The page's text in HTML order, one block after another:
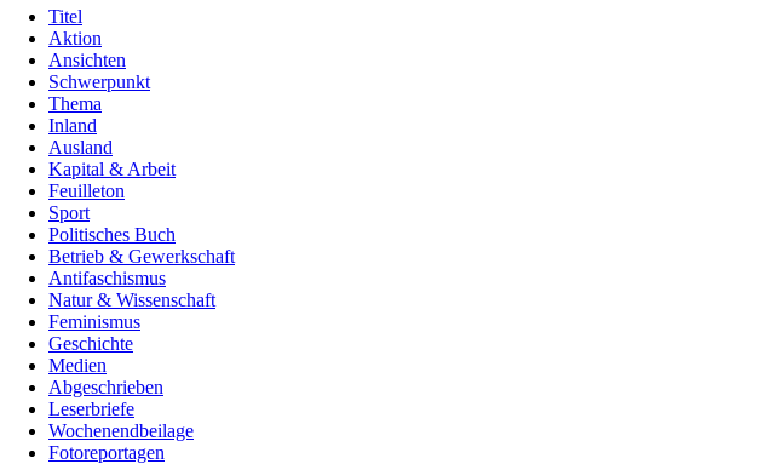
Titel
Aktion
Ansichten
Schwerpunkt
Thema
Inland
Ausland
Kapital & Arbeit
Feuilleton
Sport
Politisches Buch
Betrieb & Gewerkschaft
Antifaschismus
Natur & Wissenschaft
Feminismus
Geschichte
Medien
Abgeschrieben
Leserbriefe
Wochenendbeilage
Fotoreportagen